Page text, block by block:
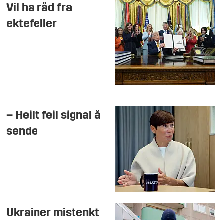
Vil ha råd fra
ektefeller
– Heilt feil signal å
sende
Ukrainer mistenkt